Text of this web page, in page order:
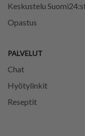
Keskustelu
Opastus
PALVELUT
Chat
Hyötylinkit
Reseptit